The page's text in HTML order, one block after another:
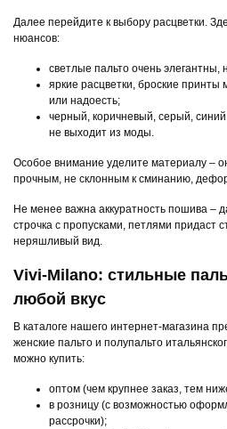
Далее перейдите к выбору расцветки.
нюансов:
светлые пальто очень элегантны,
яркие расцветки, броские принты
или надоесть;
черный, коричневый, серый, синий
не выходит из моды.
Особое внимание уделите материалу –
прочным, не склонным к сминанию,
Не менее важна аккуратность пошива –
строчка с пропусками, петлями придаст
неряшливый вид.
Vivi-Milano: стильные
любой вкус
В каталоге нашего интернет-магазина
женские пальто и полупальто
можно купить:
оптом (чем крупнее заказ, тем
в розницу (с возможностью
рассрочки);